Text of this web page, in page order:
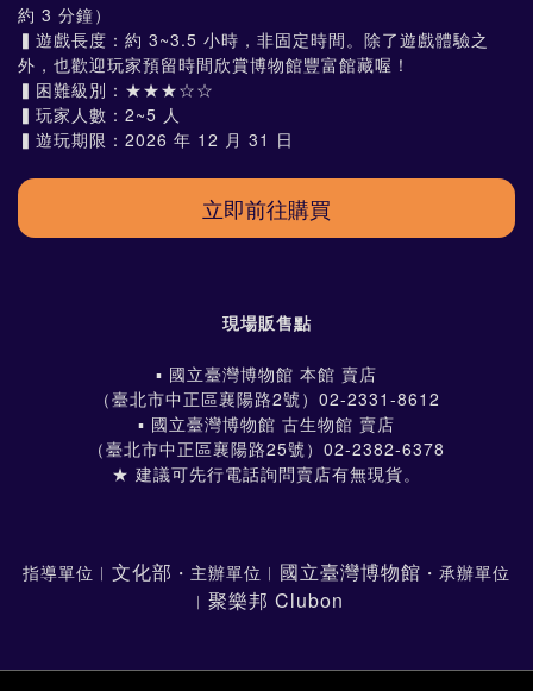
約 3 分鐘）
▍遊戲長度：約 3~3.5 小時，非固定時間。除了遊戲體驗之
外，也歡迎玩家預留時間欣賞博物館豐富館藏喔！
▍困難級別：★★★☆☆
▍玩家人數：2~5 人
​▍遊玩期限：2026 年 12 月 31 日
現場販售點
▪ 國立臺灣博物館 本館 賣店
（臺北市中正區襄陽路2號）02-2331-8612
▪ 國立臺灣博物館 古生物館 賣店
（臺北市中正區襄陽路25號）02-2382-6378
★ 建議可先行電話詢問賣店有無現貨。
指導單位︱ 文化部 ・主辦單位︱ 國立臺灣博物館 ・承辦單位
︱ 聚樂邦 Clubon